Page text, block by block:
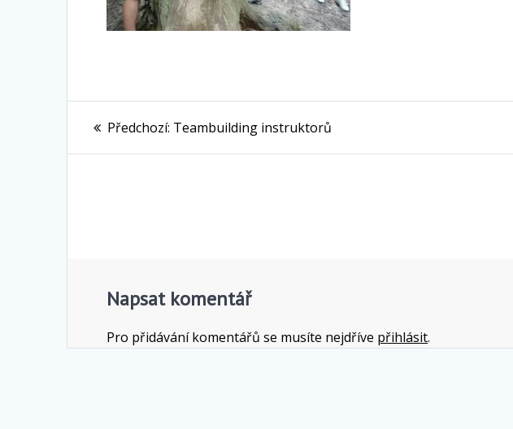
Navigace
pro
Předchozí: Předchozí
Teambuilding instruktorů
Napsat komentář
Pro přidávání komentářů se musíte nejdříve přihlásit.